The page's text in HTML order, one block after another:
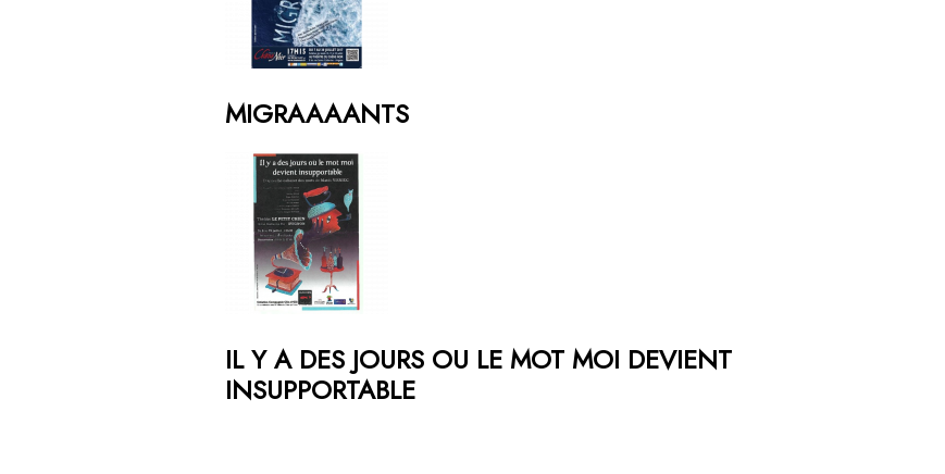
MIGRAAAANTS
IL Y A DES JOURS OU LE MOT MOI DEVIENT
INSUPPORTABLE